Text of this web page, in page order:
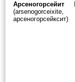
Арсеногорсейит
(arsenogorceixite,
арсеногорсейксит)